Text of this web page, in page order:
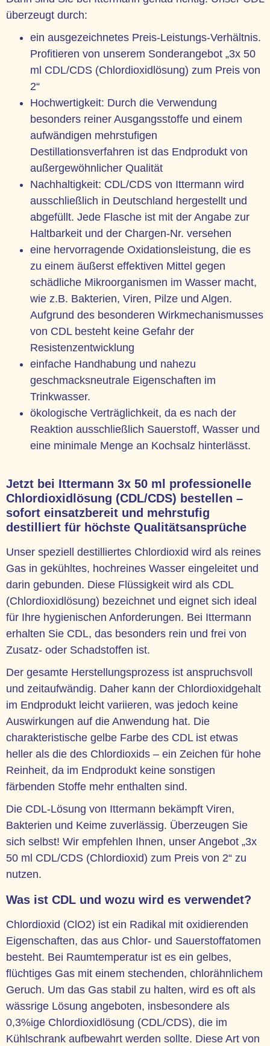
überzeugt durch:
ein ausgezeichnetes Preis-Leistungs-Verhältnis.
Profitieren von unserem Sonderangebot „3x 50
ml CDL/CDS (Chlordioxidlösung) zum Preis von
2“
Hochwertigkeit: Durch die Verwendung
besonders reiner Ausgangsstoffe und einem
aufwändigen mehrstufigen
Destillationsverfahren ist das Endprodukt von
außergewöhnlicher Qualität
Nachhaltigkeit: CDL/CDS von Ittermann wird
ausschließlich in Deutschland hergestellt und
abgefüllt. Jede Flasche ist mit der Angabe zur
Haltbarkeit und der Chargen-Nr. versehen
eine hervorragende Oxidationsleistung, die es
zu einem äußerst effektiven Mittel gegen
schädliche Mikroorganismen im Wasser macht,
wie z.B. Bakterien, Viren, Pilze und Algen.
Aufgrund des besonderen Wirkmechanismusses
von CDL besteht keine Gefahr der
Resistenzentwicklung
einfache Handhabung und nahezu
geschmacksneutrale Eigenschaften im
Trinkwasser.
ökologische Verträglichkeit, da es nach der
Reaktion ausschließlich Sauerstoff, Wasser und
eine minimale Menge an Kochsalz hinterlässt.
Jetzt bei Ittermann 3x 50 ml professionelle
Chlordioxidlösung (CDL/CDS) bestellen –
sofort einsatzbereit und mehrstufig
destilliert für höchste Qualitätsansprüche
Unser speziell destilliertes Chlordioxid wird als reines
Gas in gekühltes, hochreines Wasser eingeleitet und
darin gebunden. Diese Flüssigkeit wird als CDL
(Chlordioxidlösung) bezeichnet und eignet sich ideal
für Ihre hygienischen Anforderungen. Bei Ittermann
erhalten Sie CDL, das besonders rein und frei von
Zusatz- oder Schadstoffen ist.
Der gesamte Herstellungsprozess ist anspruchsvoll
und zeitaufwändig. Daher kann der Chlordioxidgehalt
im Endprodukt leicht variieren, was jedoch keine
Auswirkungen auf die Anwendung hat. Die
charakteristische gelbe Farbe des CDL ist etwas
heller als die des Chlordioxids – ein Zeichen für hohe
Reinheit, da im Endprodukt keine sonstigen
färbenden Stoffe mehr enthalten sind.
Die CDL-Lösung von Ittermann bekämpft Viren,
Bakterien und Keime zuverlässig. Überzeugen Sie
sich selbst! Wir empfehlen Ihnen, unser Angebot „3x
50 ml CDL/CDS (Chlordioxid) zum Preis von 2“ zu
nutzen.
Was ist CDL und wozu wird es verwendet?
Chlordioxid (ClO2) ist ein Radikal mit oxidierenden
Eigenschaften, das aus Chlor- und Sauerstoffatomen
besteht. Bei Raumtemperatur ist es ein gelbes,
flüchtiges Gas mit einem stechenden, chlorähnlichem
Geruch. Um das Gas stabil zu halten, wird es oft als
wässrige Lösung angeboten, insbesondere als
0,3%ige Chlordioxidlösung (CDL/CDS), die im
Kühlschrank aufbewahrt werden sollte. Diese Art von